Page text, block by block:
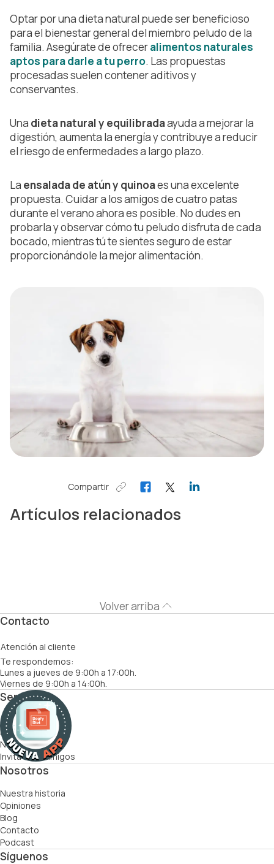
Optar por una dieta natural puede ser beneficioso
para el bienestar general del miembro peludo de la
familia. Asegúrate de ofreceralimentos naturales
aptos para darle a tu perro. Las propuestas
procesadas suelen contener aditivos y
conservantes.
Una dieta natural y equilibradaayuda a mejorar la
digestión, aumenta la energía y contribuye a reducir
el riesgo de enfermedades a largo plazo.
La ensalada de atún y quinoaes una excelente
propuesta. Cuidar a los amigos de cuatro patas
durante el verano ahora es posible. No dudes en
probarla y observar cómo tu peludo disfruta de cada
bocado, mientras tú te sientes seguro de estar
proporcionándole la mejor alimentación.
Compartir
Artículos relacionados
Volver arriba
Contacto
Atención al cliente
Te respondemos:
Lunes a jueves de 9:00h a 17:00h.
Viernes de 9:00h a 14:00h.
Servicios
Cómo funciona
Recetas
Nutricionistas
Invita a tus amigos
Nosotros
Nuestra historia
Opiniones
Blog
Contacto
Podcast
Síguenos